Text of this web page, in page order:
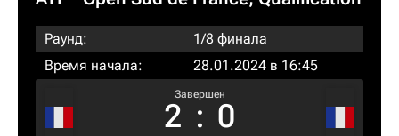
Раунд:
1/8 финала
Время начала:
28.01.2024 в 16:45
Завершен
2 : 0